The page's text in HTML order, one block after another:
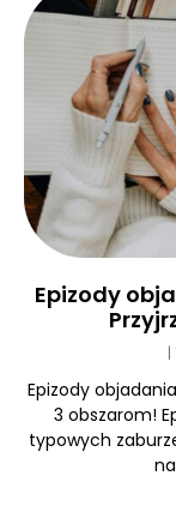
Epizody
Epizody
3 obszarom!
typowych